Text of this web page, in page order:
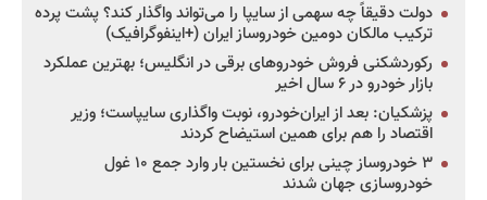
دولت دقیقاً چه سهمی از سایپا را می‌تواند واگذار کند؟ پشت پرده
ترکیب مالکان دومین خودروساز ایران (+اینفوگرافیک)
رکوردشکنی فروش خودروهای برقی در انگلیس؛ بهترین عملکرد
بازار خودرو در ۶ سال اخیر
پزشکیان: بعد از ایران‌خودرو، نوبت واگذاری سایپاست؛ وزیر
اقتصاد را هم برای همین استیضاح کردند
۳ خودروساز چینی برای نخستین بار وارد جمع ۱۰ غول
خودروسازی جهان شدند